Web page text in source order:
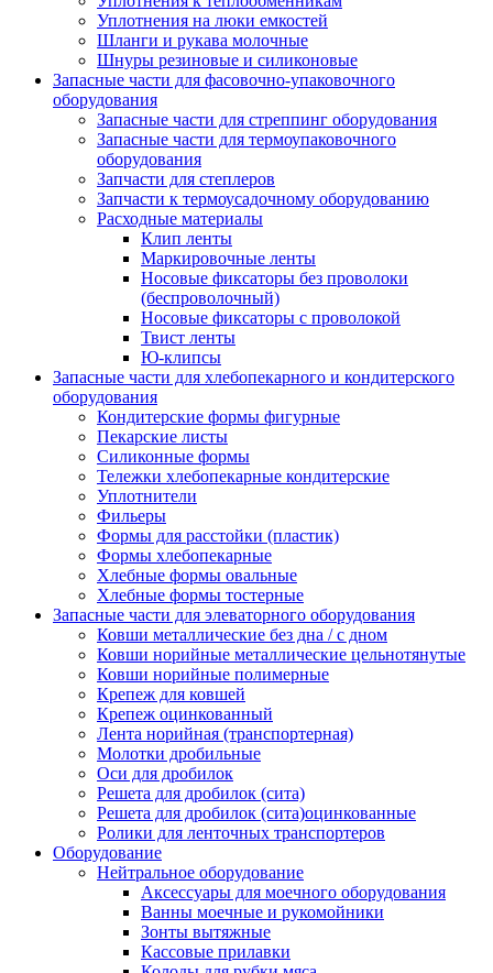
Уплотнения на люки емкостей
Шланги и рукава молочные
Шнуры резиновые и силиконовые
Запасные части для фасовочно-упаковочного
оборудования
Запасные части для стреппинг оборудования
Запасные части для термоупаковочного
оборудования
Запчасти для степлеров
Запчасти к термоусадочному оборудованию
Расходные материалы
Клип ленты
Маркировочные ленты
Носовые фиксаторы без проволоки
(беспроволочный)
Носовые фиксаторы с проволокой
Твист ленты
Ю-клипсы
Запасные части для хлебопекарного и кондитерского
оборудования
Кондитерские формы фигурные
Пекарские листы
Силиконные формы
Тележки хлебопекарные кондитерские
Уплотнители
Фильеры
Формы для расстойки (пластик)
Формы хлебопекарные
Хлебные формы овальные
Хлебные формы тостерные
Запасные части для элеваторного оборудования
Ковши металлические без дна / с дном
Ковши норийные металлические цельнотянутые
Ковши норийные полимерные
Крепеж для ковшей
Крепеж оцинкованный
Лента норийная (транспортерная)
Молотки дробильные
Оси для дробилок
Решета для дробилок (сита)
Решета для дробилок (сита)оцинкованные
Ролики для ленточных транспортеров
Оборудование
Нейтральное оборудование
Аксессуары для моечного оборудования
Ванны моечные и рукомойники
Зонты вытяжные
Кассовые прилавки